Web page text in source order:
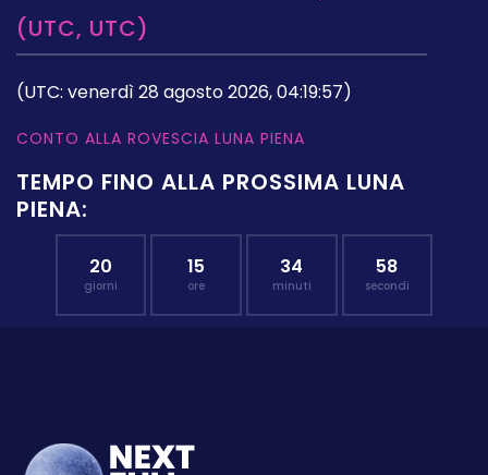
(UTC, UTC)
(UTC: venerdì 28 agosto 2026, 04:19:57)
CONTO ALLA ROVESCIA LUNA PIENA
TEMPO FINO ALLA PROSSIMA LUNA
PIENA:
20
giorni
15
ore
34
minuti
58
secondi